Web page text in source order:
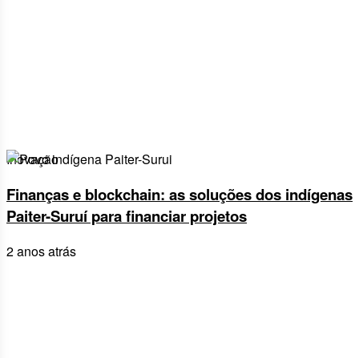
Inovação
Finanças e blockchain: as soluções dos indígenas
Paiter-Suruí para financiar projetos
2 anos atrás